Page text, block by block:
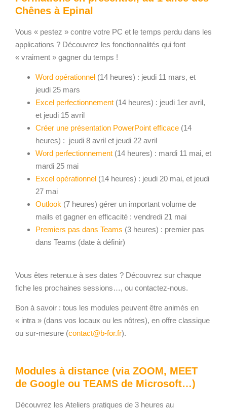
Chênes à Epinal
Vous « pestez » contre votre PC et le temps perdu dans les
applications ? Découvrez les fonctionnalités qui font
« vraiment » gagner du temps !
Word opérationnel (14 heures) : jeudi 11 mars, et
jeudi 25 mars
Excel perfectionnement (14 heures) : jeudi 1er avril,
et jeudi 15 avril
Créer une présentation PowerPoint efficace (14
heures) : jeudi 8 avril et jeudi 22 avril
Word perfectionnement (14 heures) : mardi 11 mai, et
mardi 25 mai
Excel opérationnel (14 heures) : jeudi 20 mai, et jeudi
27 mai
Outlook (7 heures) gérer un important volume de
mails et gagner en efficacité : vendredi 21 mai
Premiers pas dans Teams (3 heures) : premier pas
dans Teams (date à définir)
Vous êtes retenu.e à ses dates ? Découvrez sur chaque
fiche les prochaines sessions…, ou contactez-nous.
Bon à savoir : tous les modules peuvent être animés en
« intra » (dans vos locaux ou les nôtres), en offre classique
ou sur-mesure (contact@b-for.fr).
Modules à distance (via ZOOM, MEET
de Google ou TEAMS de Microsoft…)
Découvrez les Ateliers pratiques de 3 heures au